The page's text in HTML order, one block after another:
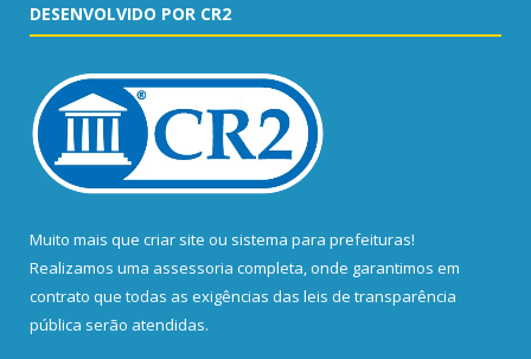
DESENVOLVIDO POR CR2
Muito mais que criar site ou sistema para prefeituras!
Realizamos uma assessoria completa, onde garantimos em
contrato que todas as exigências das leis de transparência
pública serão atendidas.